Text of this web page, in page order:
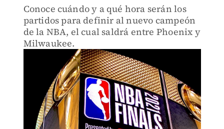
Conoce cuándo y a qué hora serán los
partidos para definir al nuevo campeón
de la NBA, el cual saldrá entre Phoenix y
Milwaukee.